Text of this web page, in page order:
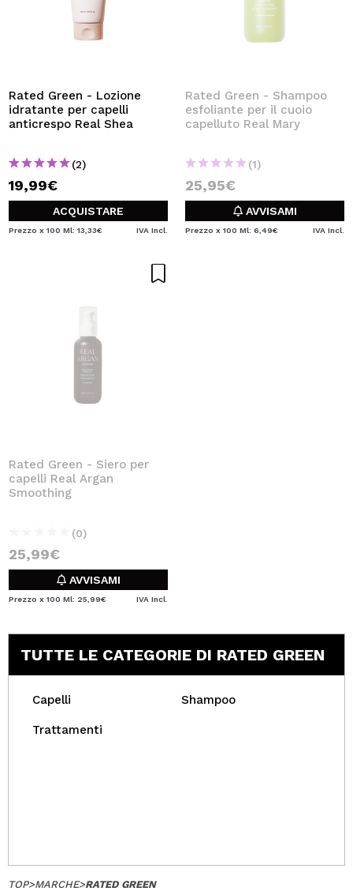
Rated Green - Lozione
idratante per capelli
anticrespo Real Shea
(2)
19,99€
ACQUISTARE
Prezzo x 100 Ml: 13,33€ IVA Incl.
Rated Green - Shampoo
esfoliante per il cuoio
capelluto Real Mary
(1)
25,95€
AVVISAMI
Prezzo x 100 Ml: 6,49€ IVA Incl.
Rated Green - Siero per
capelli Real Argan
Smoothing
(0)
25,99€
AVVISAMI
Prezzo x 100 Ml: 25,99€ IVA Incl.
TUTTE LE CATEGORIE DI RATED GREEN
Capelli Shampoo
Trattamenti
TOP>MARCHE>RATED GREEN